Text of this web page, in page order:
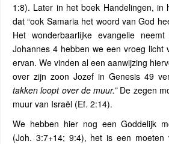
1:8). Later in het boek Handelingen, in
dat “ook Samaria het woord van God
Het wonderbaarlijke evangelie
Johannes 4 hebben we een vroeg licht
ervan. We vinden al een aanwijzing
over zijn zoon Jozef in Genesis 49
takken loopt over de muur.”De zegen
muur van Israël (Ef. 2:14).
We hebben hier nog een Goddelijk
(Joh. 3:7+14; 9:4), het is een moeten